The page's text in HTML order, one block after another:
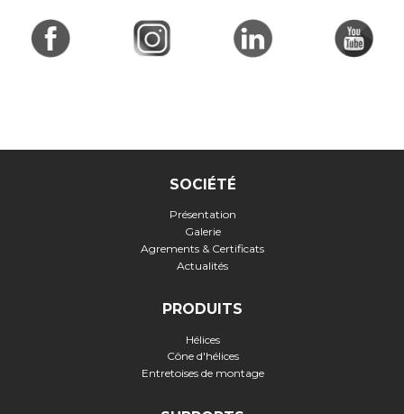
SOCIÉTÉ
Présentation
Galerie
Agrements & Certificats
Actualités
PRODUITS
Hélices
Cône d'hélices
Entretoises de montage